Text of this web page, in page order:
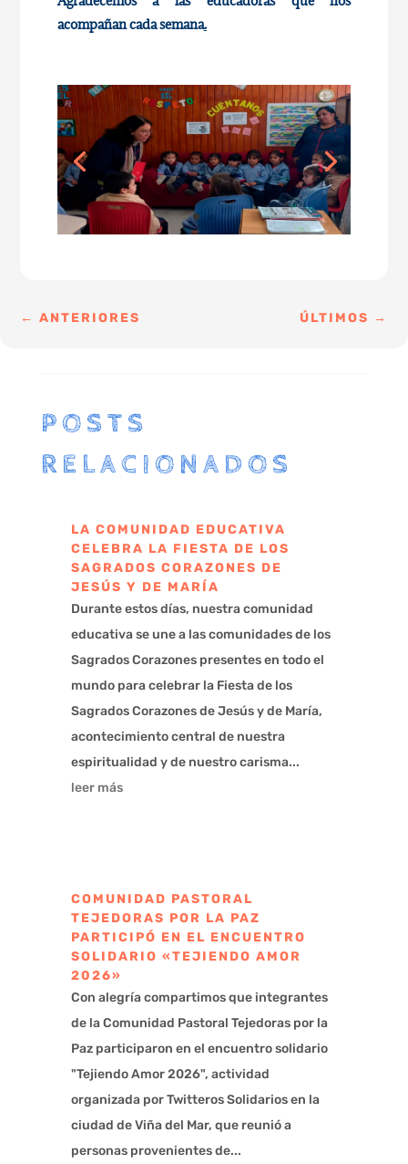
acompañan cada semana.
←ANTERIORES ÚLTIMOS →
POSTS
RELACIONADOS
LA COMUNIDAD EDUCATIVA
CELEBRA LA FIESTA DE LOS
SAGRADOS CORAZONES DE
JESÚS Y DE MARÍA
Durante estos días, nuestra comunidad
educativa se une a las comunidades de los
Sagrados Corazones presentes en todo el
mundo para celebrar la Fiesta de los
Sagrados Corazones de Jesús y de María,
acontecimiento central de nuestra
espiritualidad y de nuestro carisma...
leer más
COMUNIDAD PASTORAL
TEJEDORAS POR LA PAZ
PARTICIPÓ EN EL ENCUENTRO
SOLIDARIO «TEJIENDO AMOR
2026»
Con alegría compartimos que integrantes
de la Comunidad Pastoral Tejedoras por la
Paz participaron en el encuentro solidario
"Tejiendo Amor 2026", actividad
organizada por Twitteros Solidarios en la
ciudad de Viña del Mar, que reunió a
personas provenientes de...